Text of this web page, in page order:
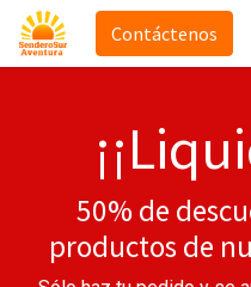
Contáctenos
50% de
productos de